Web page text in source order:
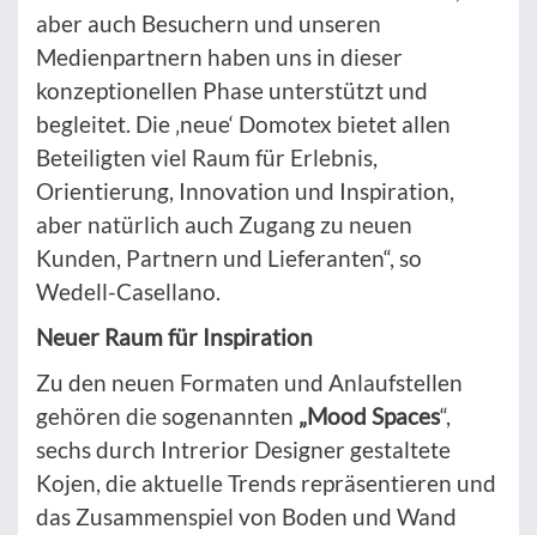
aber auch Besuchern und unseren
Medienpartnern haben uns in dieser
konzeptionellen Phase unterstützt und
begleitet. Die ‚neue‘ Domotex bietet allen
Beteiligten viel Raum für Erlebnis,
Orientierung, Innovation und Inspiration,
aber natürlich auch Zugang zu neuen
Kunden, Partnern und Lieferanten“, so
Wedell-Casellano.
Neuer Raum für Inspiration
Zu den neuen Formaten und Anlaufstellen
gehören die sogenannten „Mood Spaces“,
sechs durch Intrerior Designer gestaltete
Kojen, die aktuelle Trends repräsentieren und
das Zusammenspiel von Boden und Wand